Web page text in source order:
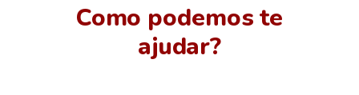
Como podemos te
ajudar?